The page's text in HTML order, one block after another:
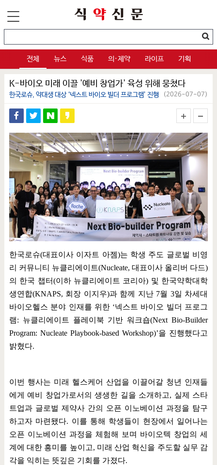
전체 뉴스 식품 의·제약 라이프 기획
K-바이오 미래 이끌 '예비 창업가' 육성 위해 뭉쳤다
한국로슈, 약대생 대상 ‘넥스트 바이오 빌더 프로그램’ 진행 (2026-07-07)
한국로슈(대표이사 이자트 아젬)는 학생 주도 글로벌 비영
리 커뮤니티 뉴클리에이트(Nucleate, 대표이사 올리버 다드)
의 한국 챕터(이하 뉴클리에이트 코리아) 및 한국약학대학
생연합(KNAPS, 회장 이지우)과 함께 지난 7월 3일 차세대
바이오헬스 분야 인재를 위한 ‘넥스트 바이오 빌더 프로그
램: 뉴클리에이트 플레이북 기반 워크숍(Next Bio-Builder
Program: Nucleate Playbook-based Workshop)’을 진행했다고
밝혔다.
이번 행사는 미래 헬스케어 산업을 이끌어갈 청년 인재들
에게 예비 창업가로서의 생생한 길을 소개하고, 실제 스타
트업과 글로벌 제약사 간의 오픈 이노베이션 과정을 탐구
하고자 마련됐다. 이를 통해 학생들이 현장에서 일어나는
오픈 이노베이션 과정을 체험해 보며 바이오텍 창업의 세
계에 대한 흥미를 높이고, 미래 산업 혁신을 주도할 실무 감
각을 익히는 뜻깊은 기회를 가졌다.